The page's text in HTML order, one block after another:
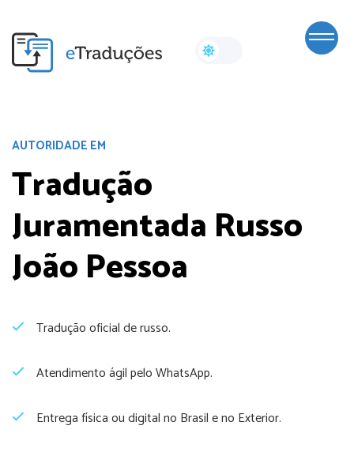
AUTORIDADE EM
Tradução
Juramentada Russo
João Pessoa
Tradução oficial de russo.
Atendimento ágil pelo WhatsApp.
Entrega física ou digital no Brasil e no Exterior.